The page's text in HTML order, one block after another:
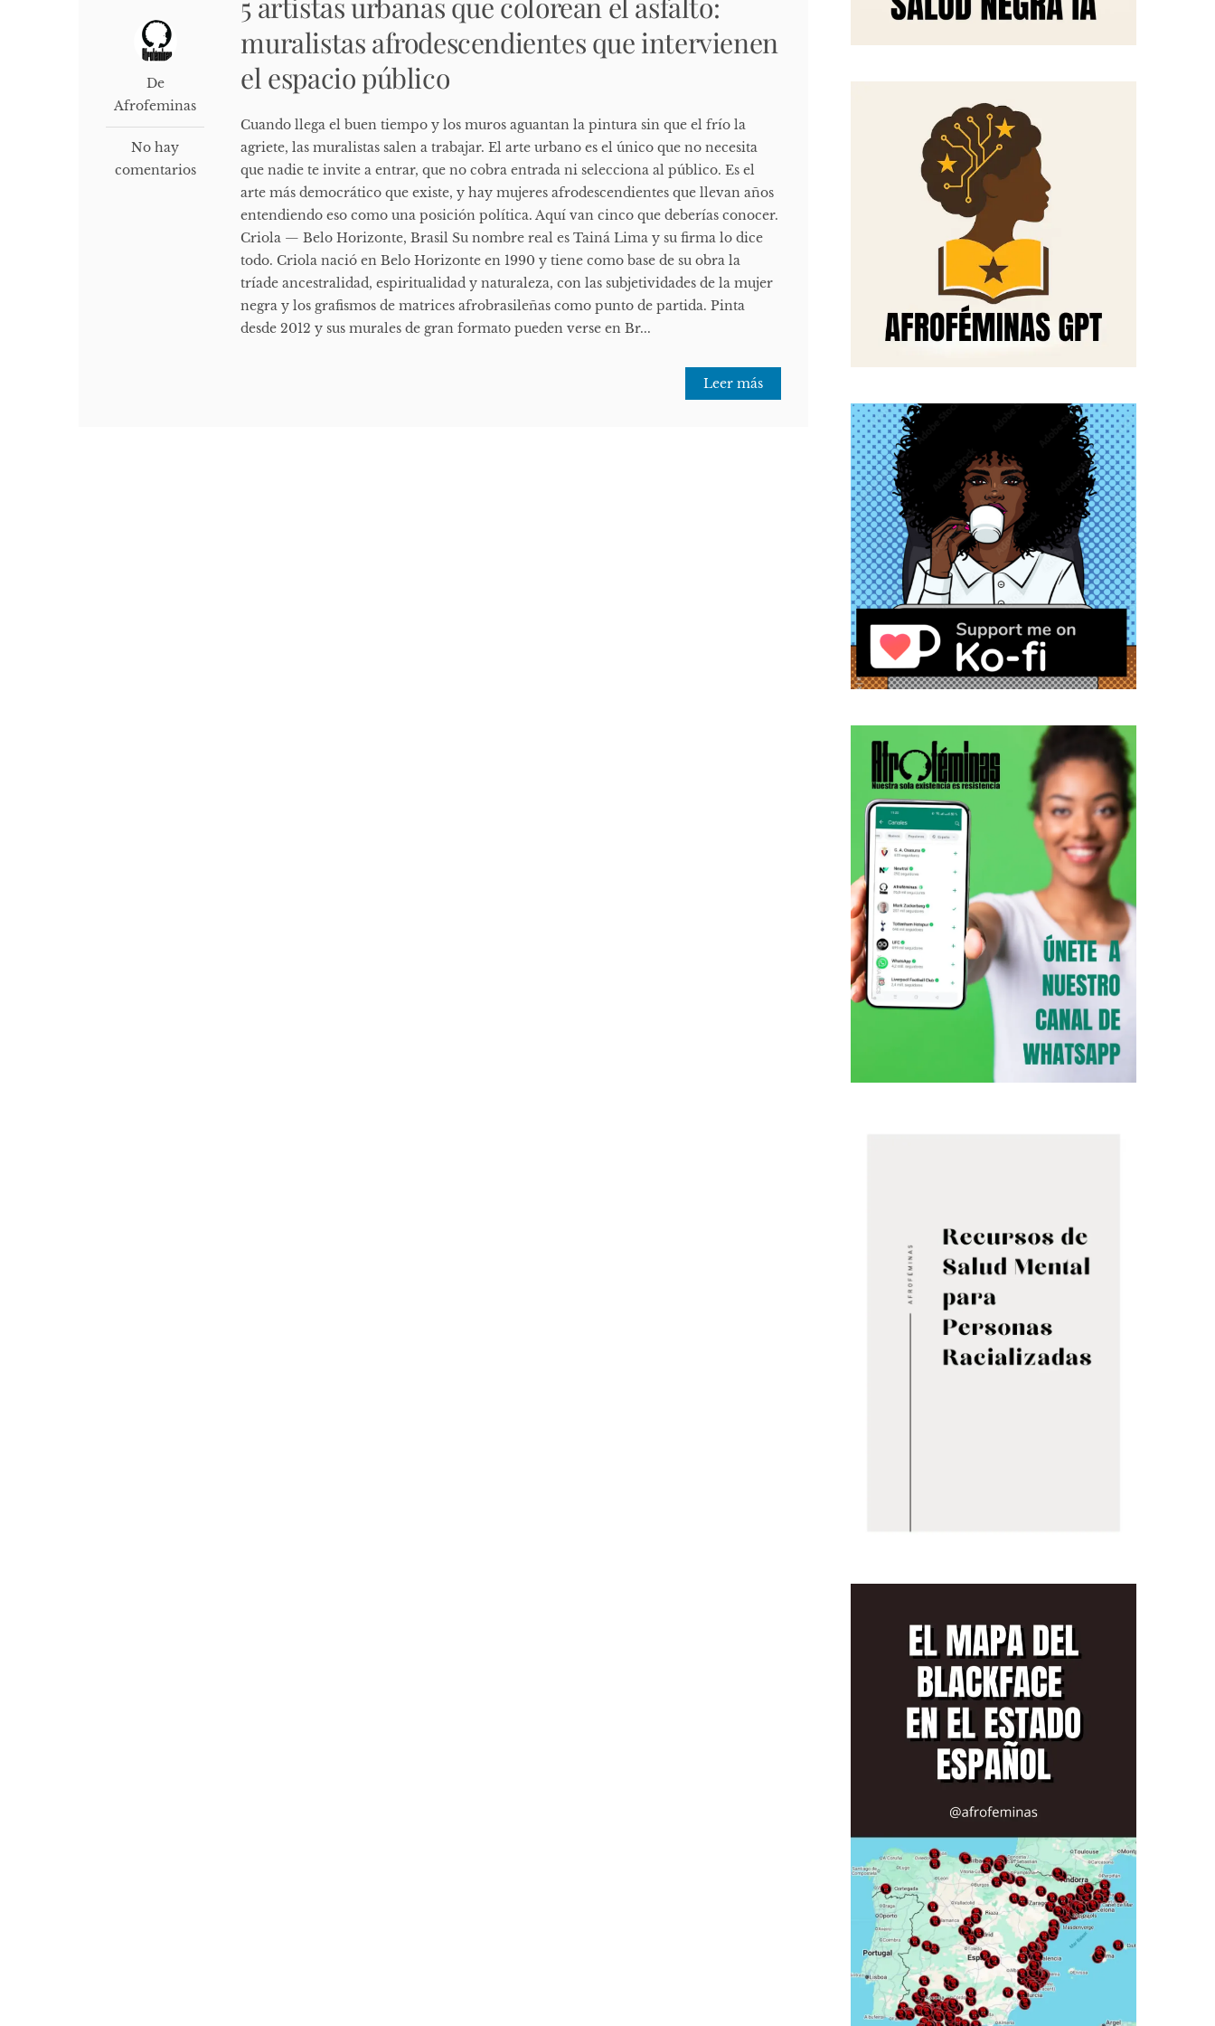
De
Afrofeminas
No hay
comentarios
5 artistas urbanas que colorean el asfalto:
muralistas afrodescendientes que intervienen
el espacio público
Cuando llega el buen tiempo y los muros aguantan la pintura sin que el frío la
agriete, las muralistas salen a trabajar. El arte urbano es el único que no necesita
que nadie te invite a entrar, que no cobra entrada ni selecciona al público. Es el
arte más democrático que existe, y hay mujeres afrodescendientes que llevan años
entendiendo eso como una posición política. Aquí van cinco que deberías conocer.
Criola — Belo Horizonte, Brasil Su nombre real es Tainá Lima y su firma lo dice
todo. Criola nació en Belo Horizonte en 1990 y tiene como base de su obra la
tríade ancestralidad, espiritualidad y naturaleza, con las subjetividades de la mujer
negra y los grafismos de matrices afrobrasileñas como punto de partida. Pinta
desde 2012 y sus murales de gran formato pueden verse en Br...
Leer más